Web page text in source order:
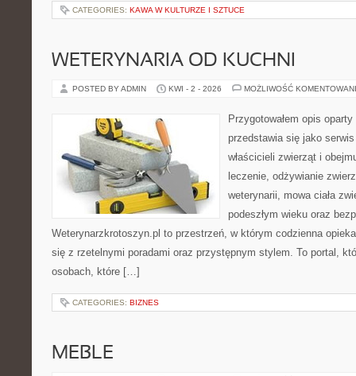
CATEGORIES: KAWA W KULTURZE I SZTUCE
WETERYNARIA OD KUCHNI
POSTED BY ADMIN KWI - 2 - 2026 MOŻLIWOŚĆ
Przygotowałem opis
przedstawia się jako
właścicieli zwierząt i
leczenie, odżywianie
weterynarii, mowa ciała
podeszłym wieku oraz
Weterynarzkrotoszyn.pl to przestrzeń, w którym codzienna
się z rzetelnymi poradami oraz przystępnym stylem. To portal,
osobach, które […]
CATEGORIES: BIZNES
MEBLE